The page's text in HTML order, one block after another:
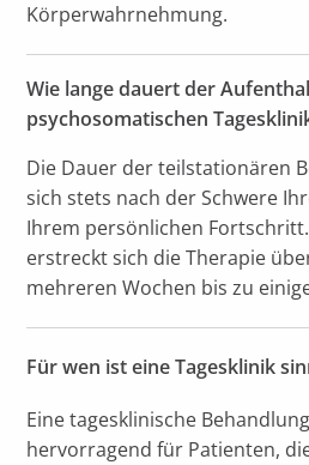
Körperwahrnehmung.
Wie lange dauert der
psychosomatischen
Die Dauer der teilstationären
sich stets nach der Schwere
Ihrem persönlichen
erstreckt sich die Therapie
mehreren Wochen bis zu
Für wen ist eine Tagesklinik
Eine tagesklinische
hervorragend für Patienten,